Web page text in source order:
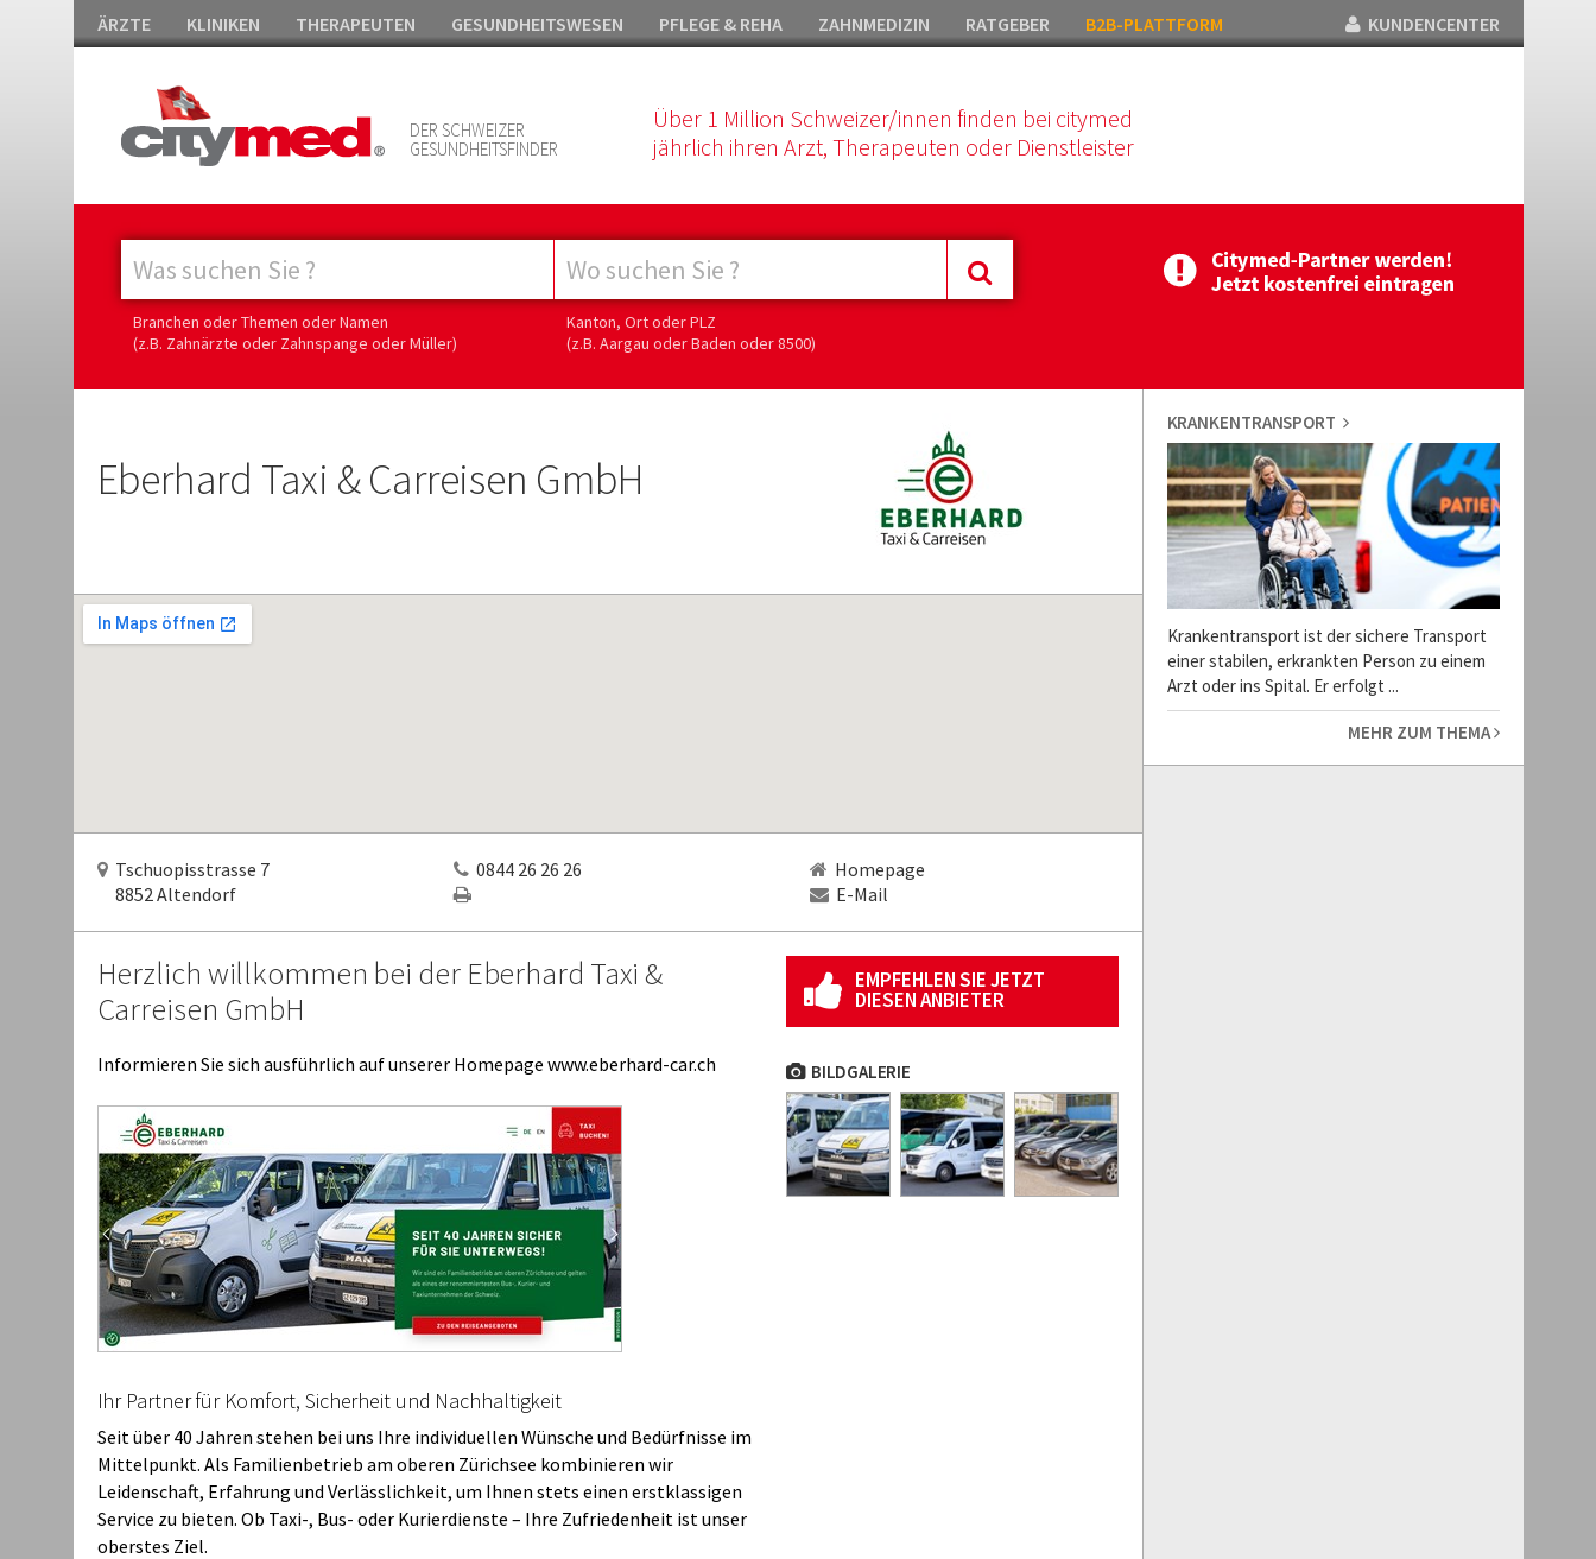
ÄRZTE KLINIKEN THERAPEUTEN GESUNDHEITSWESEN PFLEGE & REHA ZAHNMEDIZIN RATGEBER B2B-PLATTFORM KUNDENCENTER
DER SCHWEIZER
GESUNDHEITSFINDER
Über 1 Million Schweizer/innen finden bei citymed
jährlich ihren Arzt, Therapeuten oder Dienstleister
Branchen oder Themen oder Namen
(z.B. Zahnärzte oder Zahnspange oder Müller)
Kanton, Ort oder PLZ
(z.B. Aargau oder Baden oder 8500)
Eberhard Taxi & Carreisen GmbH
Tschuopisstrasse 7
8852 Altendorf
0844 26 26 26
Homepage
E-Mail
Herzlich willkommen bei der Eberhard Taxi &
Carreisen GmbH
Informieren Sie sich ausführlich auf unserer Homepage www.eberhard-car.ch
Ihr Partner für Komfort, Sicherheit und Nachhaltigkeit
Seit über 40 Jahren stehen bei uns Ihre individuellen Wünsche und Bedürfnisse im
Mittelpunkt. Als Familienbetrieb am oberen Zürichsee kombinieren wir
Leidenschaft, Erfahrung und Verlässlichkeit, um Ihnen stets einen erstklassigen
Service zu bieten. Ob Taxi-, Bus- oder Kurierdienste – Ihre Zufriedenheit ist unser
oberstes Ziel.
EMPFEHLEN SIE JETZT
DIESEN ANBIETER
BILDGALERIE
KRANKENTRANSPORT
Krankentransport ist der sichere Transport
einer stabilen, erkrankten Person zu einem
Arzt oder ins Spital. Er erfolgt ...
MEHR ZUM THEMA